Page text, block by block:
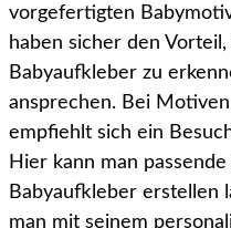
vorgefertigten
haben sicher den
Babyaufkleber zu
ansprechen. Bei
empfiehlt sich ein
Hier kann man
Babyaufkleber erstellen
man mit seinem